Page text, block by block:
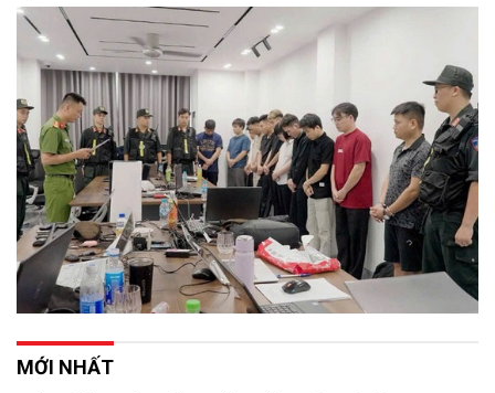
MỚI NHẤT